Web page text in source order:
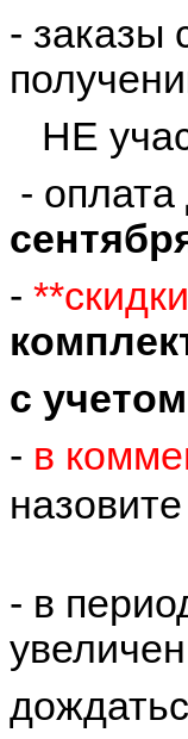
- заказы
НЕ
-
-
с
- в
назовите
- в